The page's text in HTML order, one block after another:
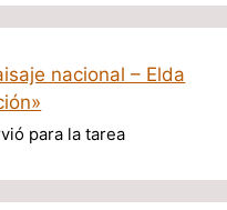
nacional – Elda
para la tarea